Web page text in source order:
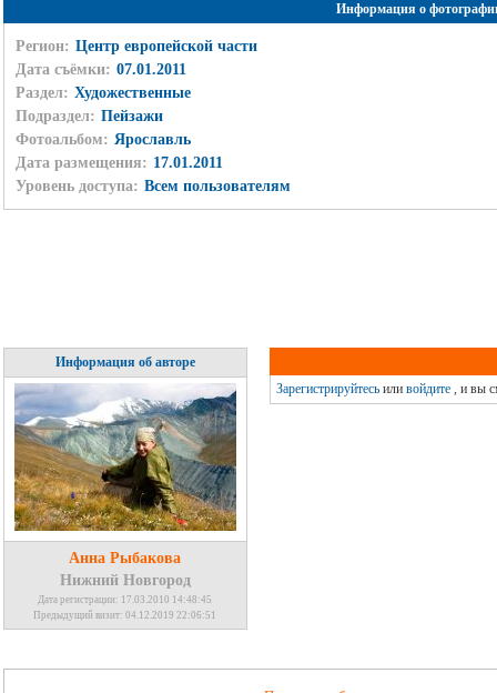
Информация о
Регион: Центр европейской части
Дата съёмки: 07.01.2011
Раздел: Художественные
Подраздел: Пейзажи
Фотоальбом: Ярославль
Дата размещения: 17.01.2011
Уровень доступа: Всем пользователям
Информация об авторе
Анна Рыбакова
Нижний Новгород
Дата регистрации: 17.03.2010 14:48:45
Предыдущий визит: 04.12.2019 22:06:51
Зарегистрируйтесьили войдите, и вы